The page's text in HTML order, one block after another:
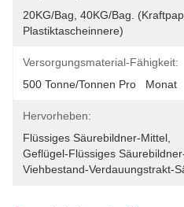
20KG/Bag, 40KG/Bag.
Plastiktascheinnere)
Versorgungsmaterial-Fähigkeit:
500 Tonne/Tonnen Pro   Monat
Hervorheben:
Flüssiges Säurebildner-Mittel
Geflügel-Flüssiges
Viehbestand-Verdauungstrakt-